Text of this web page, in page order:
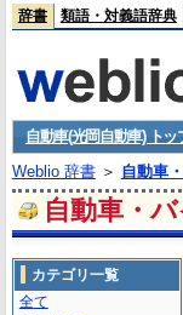
辞書 類語・対義語辞典
自動車(光岡自動車) トッ
Weblio 辞書＞ 自動車
自動車・
カテゴリ一覧
全て